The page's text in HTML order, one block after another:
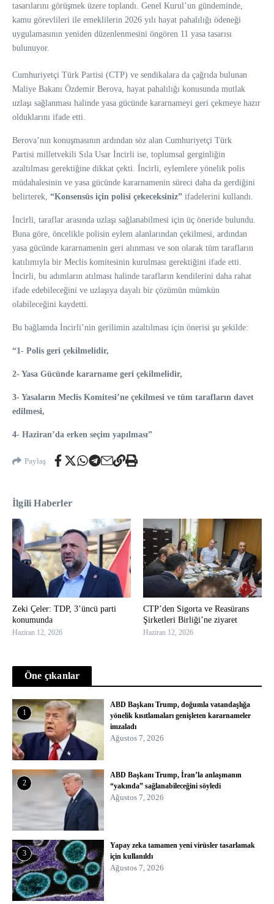
tasarılarını görüşmek üzere toplandı. Genel Kurul’un gündeminde,
kamu görevlileri ile emeklilerin 2026 yılı hayat pahalılığı ödeneği
uygulamasının yeniden düzenlenmesini öngören 11 yasa tasarısı
bulunuyor.
Cumhuriyetçi Türk Partisi (CTP) ve sendikalara da çağrıda bulunan
Maliye Bakanı Özdemir Berova, hayat pahalılığı konusunda mutlak
uzlaşı sağlanması halinde yasa gücünde kararnameyi geri çekmeye hazır
olduklarını ifade etti.
Berova’nın konuşmasının ardından söz alan Cumhuriyetçi Türk
Partisi milletvekili Sıla Usar İncirli ise, toplumsal gerginliğin
azaltılması gerektiğine dikkat çekti. İncirli, eylemlere yönelik polis
müdahalesinin ve yasa gücünde kararnamenin süreci daha da gerdiğini
belirterek, “Konsensüs için polisi çekeceksiniz” ifadelerini kullandı.
İncirli, taraflar arasında uzlaşı sağlanabilmesi için üç öneride bulundu.
Buna göre, öncelikle polisin eylem alanlarından çekilmesi, ardından
yasa gücünde kararnamenin geri alınması ve son olarak tüm tarafların
katılımıyla bir Meclis komitesinin kurulması gerektiğini ifade etti.
İncirli, bu adımların atılması halinde tarafların kendilerini daha rahat
ifade edebileceğini ve uzlaşıya dayalı bir çözümün mümkün
olabileceğini kaydetti.
Bu bağlamda İncirli’nin gerilimin azaltılması için önerisi şu şekilde:
“1- Polis geri çekilmelidir,
2- Yasa Gücünde kararname geri çekilmelidir,
3- Yasaların Meclis Komitesi’ne çekilmesi ve tüm tarafların davet
edilmesi,
4- Haziran’da erken seçim yapılması”
Paylaş
İlgili Haberler
Zeki Çeler: TDP, 3’üncü parti
konumunda
Haziran 12, 2026
CTP’den Sigorta ve Reasürans
Şirketleri Birliği’ne ziyaret
Haziran 12, 2026
Öne çıkanlar
1
ABD Başkanı Trump, doğumla vatandaşlığa
yönelik kısıtlamaları genişleten kararnameler
imzaladı
Ağustos 7, 2026
2
ABD Başkanı Trump, İran’la anlaşmanın
“yakında” sağlanabileceğini söyledi
Ağustos 7, 2026
3
Yapay zeka tamamen yeni virüsler tasarlamak
için kullanıldı
Ağustos 7, 2026